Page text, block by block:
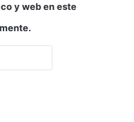
y web en este